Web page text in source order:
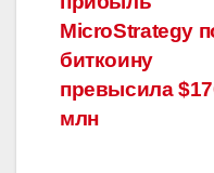
по
записям
MicroStrategy
биткоину
превысила
млн